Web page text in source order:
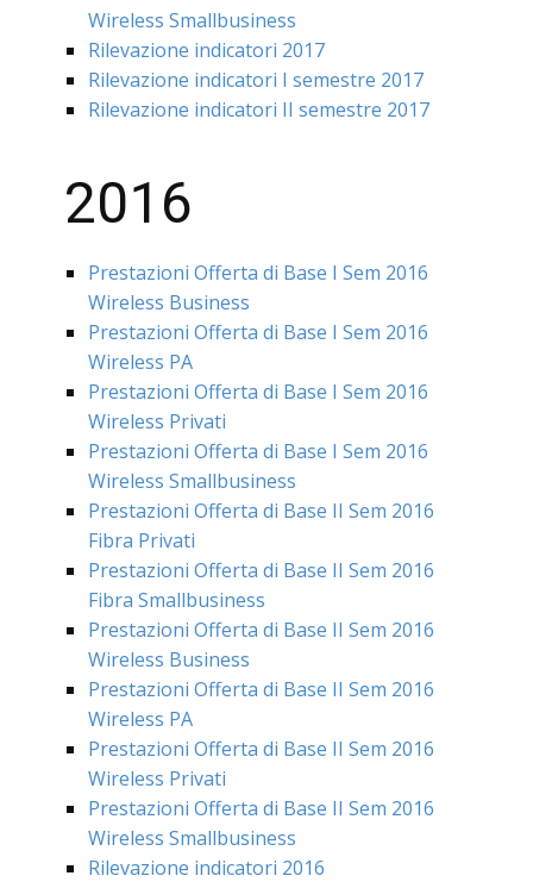
Wireless Smallbusiness
Rilevazione indicatori 2017
Rilevazione indicatori I semestre 2017
Rilevazione indicatori II semestre 2017
2016
Prestazioni Offerta di Base I Sem 2016
Wireless Business
Prestazioni Offerta di Base I Sem 2016
Wireless PA
Prestazioni Offerta di Base I Sem 2016
Wireless Privati
Prestazioni Offerta di Base I Sem 2016
Wireless Smallbusiness
Prestazioni Offerta di Base II Sem 2016
Fibra Privati
Prestazioni Offerta di Base II Sem 2016
Fibra Smallbusiness
Prestazioni Offerta di Base II Sem 2016
Wireless Business
Prestazioni Offerta di Base II Sem 2016
Wireless PA
Prestazioni Offerta di Base II Sem 2016
Wireless Privati
Prestazioni Offerta di Base II Sem 2016
Wireless Smallbusiness
Rilevazione indicatori 2016